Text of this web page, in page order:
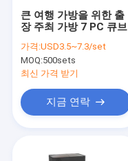
큰 여행 가방을 위한 출
장 주최 가방 7 PC 큐브
가격:USD3.5~7.3/set
MOQ:500sets
최신 가격 받기
지금 연락